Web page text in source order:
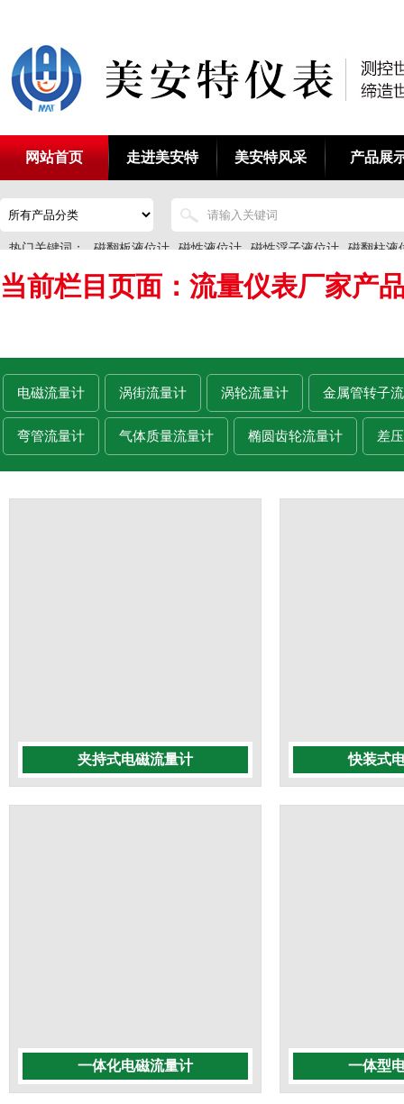
网站首页 走进美安特 美安特风采 产品展
热门关键词： 磁翻板液位计 磁性液位计 磁性浮子液位计 磁翻柱液
当前栏目页面：流量仪表厂家产
电磁流量计 涡街流量计 涡轮流量计 金属管转子
弯管流量计 气体质量流量计 椭圆齿轮流量计 差
夹持式电磁流量计 快装式
一体化电磁流量计 一体型